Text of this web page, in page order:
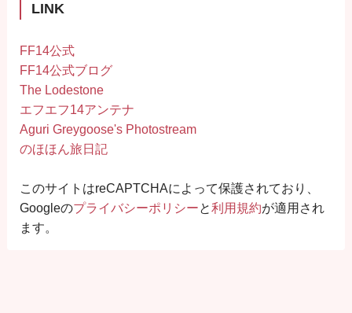
LINK
FF14公式
FF14公式ブログ
The Lodestone
エフエフ14アンテナ
Aguri Greygoose's Photostream
のほほん旅日記
このサイトはreCAPTCHAによって保護されており、
Googleのプライバシーポリシーと利用規約が適用され
ます。